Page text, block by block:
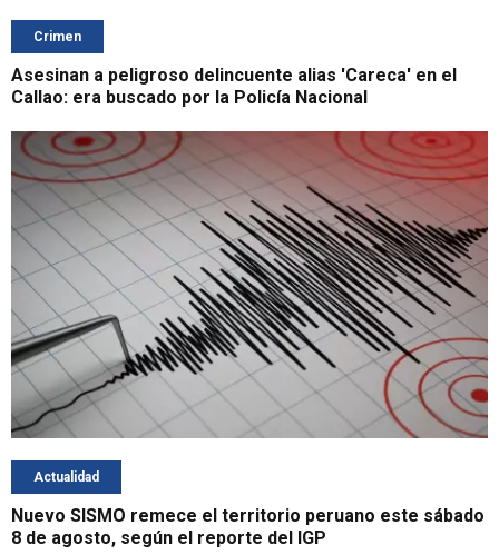
Crimen
Asesinan a peligroso delincuente alias 'Careca' en el
Callao: era buscado por la Policía Nacional
Actualidad
Nuevo SISMO remece el territorio peruano este sábado
8 de agosto, según el reporte del IGP